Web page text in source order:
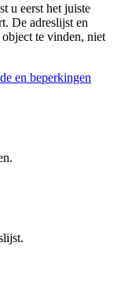
u eerst het juiste
De adreslijst en
te vinden, niet
en beperkingen